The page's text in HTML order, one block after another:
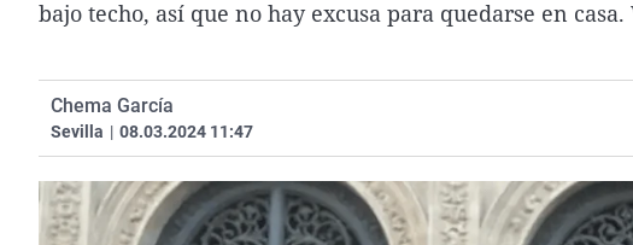
bajo techo, así que no hay excusa para quedarse en
Chema García
Sevilla | 08.03.2024 11:47